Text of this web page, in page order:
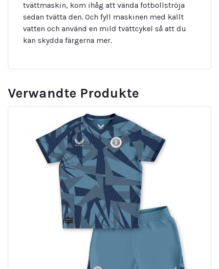
tvättmaskin, kom ihåg att vända fotbollströja
sedan tvätta den. Och fyll maskinen med kallt
vatten och använd en mild tvättcykel så att du
kan skydda färgerna mer.
Verwandte Produkte